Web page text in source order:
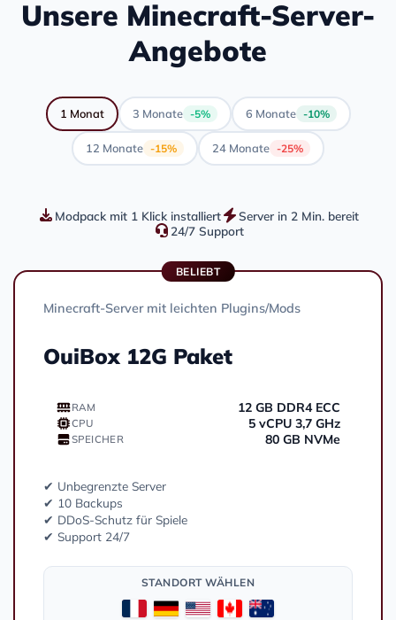
Unsere Minecraft-Server-
Angebote
1 Monat 3 Monate -5% 6 Monate -10%
12 Monate -15% 24 Monate -25%
Modpack mit 1 Klick installiert
Server in 2 Min. bereit
24/7 Support
BELIEBT
Minecraft-Server mit leichten Plugins/Mods
OuiBox 12G Paket
RAM 12 GB DDR4 ECC
CPU 5 vCPU 3,7 GHz
SPEICHER 80 GB NVMe
✔ Unbegrenzte Server
✔ 10 Backups
✔ DDoS-Schutz für Spiele
✔ Support 24/7
STANDORT WÄHLEN